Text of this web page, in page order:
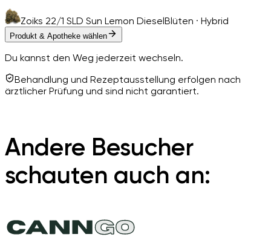
Zoiks 22/1 SLD Sun Lemon DieselBlüten · Hybrid
Produkt & Apotheke wählen
Du kannst den Weg jederzeit wechseln.
Behandlung und Rezeptausstellung erfolgen nach
ärztlicher Prüfung und sind nicht garantiert.
Andere Besucher
schauten auch an: